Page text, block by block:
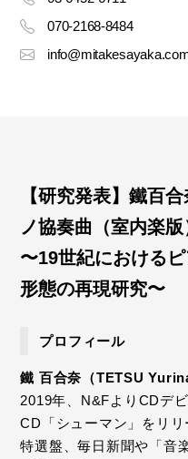
070-2168-8484
【研究発表】鐵百
ノ協奏曲（室内楽版
〜19世紀における
形態の再現研究〜
プロフィール
鐵 百合奈（TETSU
2019年、N&FよりCDデ
CD「シューマン」をリ
特選盤、毎日新聞や「音